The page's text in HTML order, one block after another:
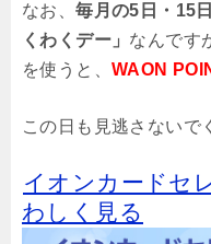
なお、毎月の5日・15
くわくデー」 なんです
を使うと、 WAON
この日も見逃さないで
イオンカードセ
わしく見る